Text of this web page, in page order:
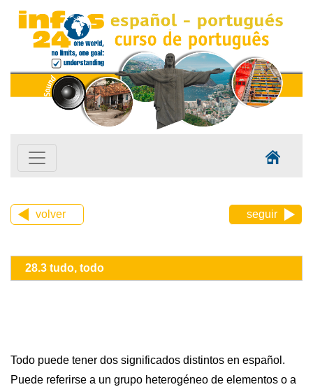
volver seguir
28.3 tudo, todo
Todo puede tener dos significados distintos en español.
Puede referirse a un grupo heterogéneo de elementos o a